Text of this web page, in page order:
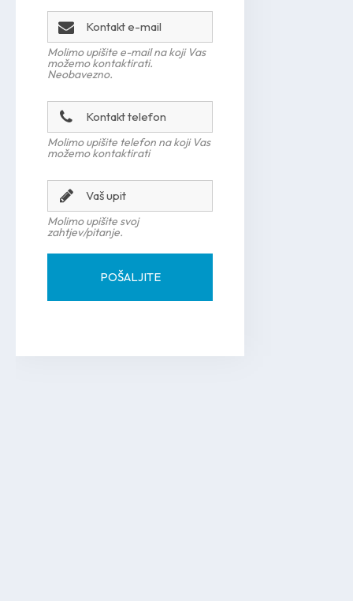
Molimo upišite e-mail na koji Vas
možemo kontaktirati.
Neobavezno.
Molimo upišite telefon na koji Vas
možemo kontaktirati
Molimo upišite svoj
zahtjev/pitanje.
POŠALJITE